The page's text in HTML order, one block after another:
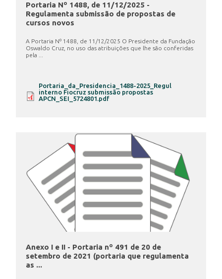
ALUNOS
DOCENTES
INSCRIÇÃO E SELEÇÃO
Portaria Nº 1488, de 11/12/2025 -
Regulamenta submissão de propostas de
cursos novos
A Portaria Nº 1488, de 11/12/2025 O Presidente da Fundação
Oswaldo Cruz, no uso das atribuições que lhe são conferidas
pela ...
Portaria_da_Presidencia_1488-2025_Regul
interno Fiocruz submissão propostas
APCN_SEI_5724801.pdf
Anexo I e II - Portaria nº 491 de 20 de
setembro de 2021 (portaria que regulamenta
as ...